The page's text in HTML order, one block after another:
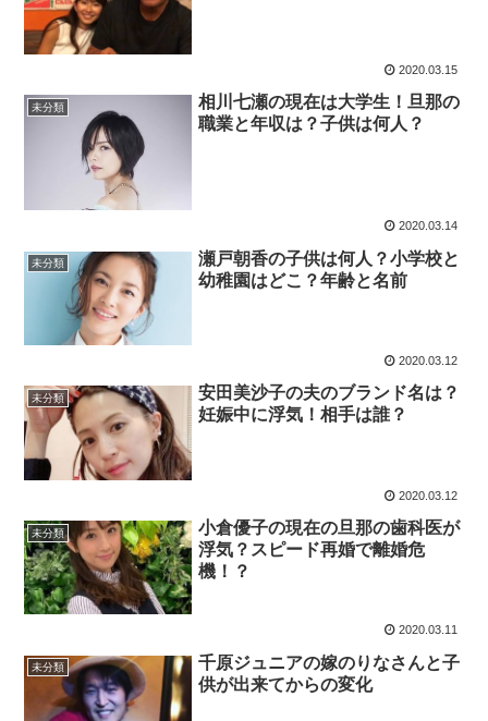
2020.03.15
未分類
相川七瀬の現在は大学生！旦那の
職業と年収は？子供は何人？
2020.03.14
未分類
瀬戸朝香の子供は何人？小学校と
幼稚園はどこ？年齢と名前
2020.03.12
未分類
安田美沙子の夫のブランド名は？
妊娠中に浮気！相手は誰？
2020.03.12
未分類
小倉優子の現在の旦那の歯科医が
浮気？スピード再婚で離婚危
機！？
2020.03.11
未分類
千原ジュニアの嫁のりなさんと子
供が出来てからの変化